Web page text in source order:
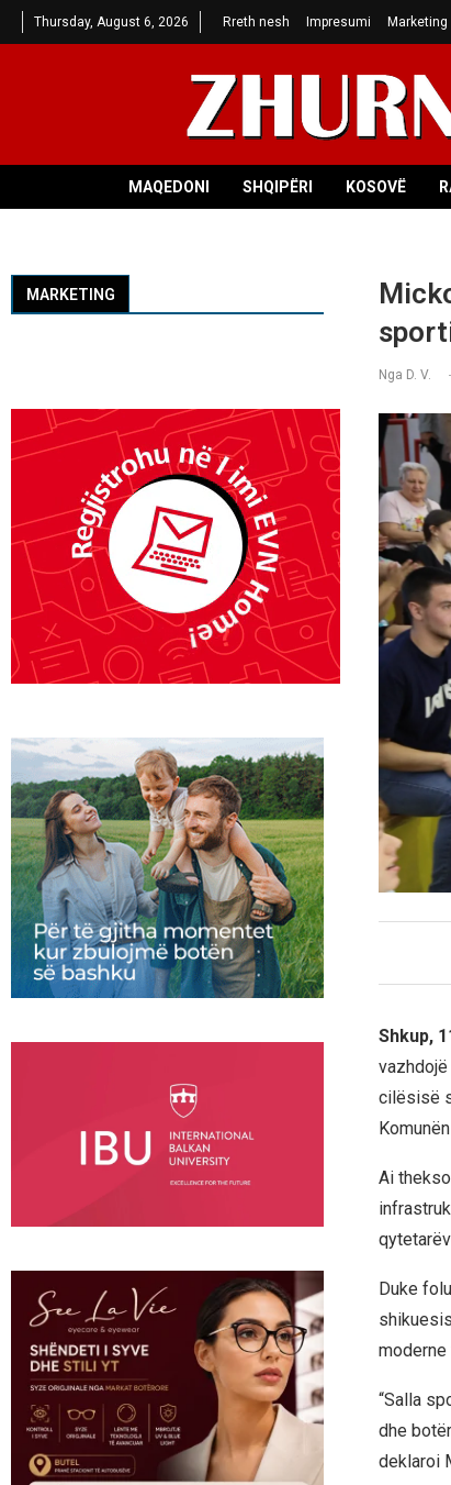
Thursday, August 6, 2026 Rreth nesh Impresumi Marketing
MAQEDONI SHQIPËRI KOSOVË
Nga D. V.
Shkup,
cilësisë
Ai
Duke
moderne
“Salla
dhe
deklaroi
MARKETING